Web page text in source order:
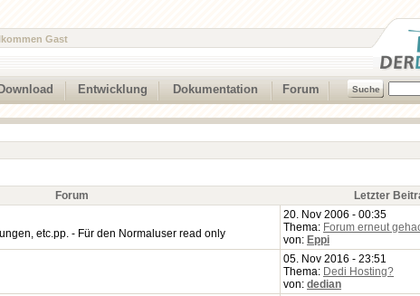
Gast
Download Entwicklung Dokumentation Forum
Forum
Letzter
etc.pp. - Für den Normaluser read only
20. Nov 2006 - 00:35
Thema: Forum erneut
von: Eppi
05. Nov 2016 - 23:51
Thema: Dedi Hosting?
von: dedian